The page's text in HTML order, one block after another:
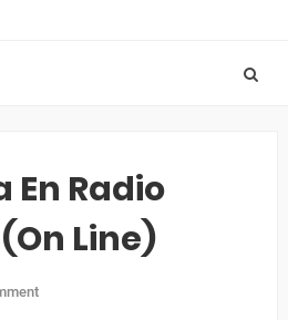
En Radio
Line)